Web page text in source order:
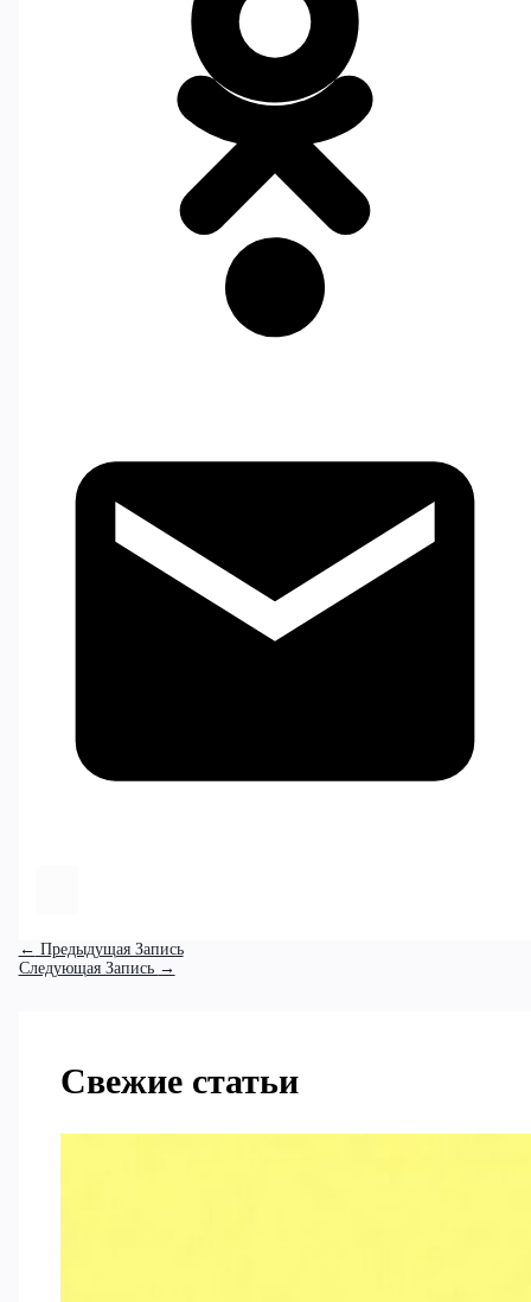
← Предыдущая Запись
Следующая Запись →
Свежие статьи